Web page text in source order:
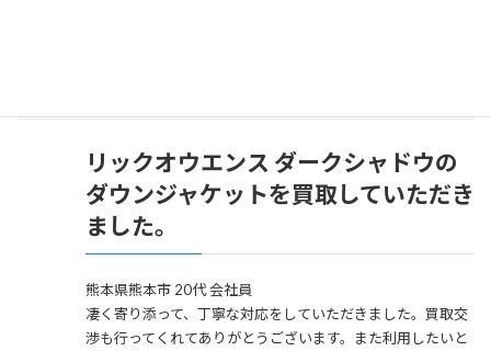
リックオウエンス ダークシャドウの
ダウンジャケットを買取していただき
ました。
熊本県熊本市 20代 会社員
凄く寄り添って、丁寧な対応をしていただきました。買取交
渉も行ってくれてありがとうございます。また利用したいと